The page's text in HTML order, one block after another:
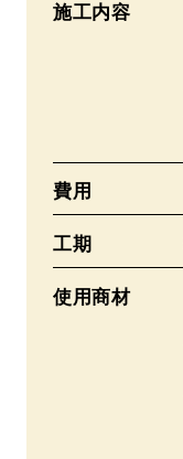
施工内容
費用
工期
使用商材